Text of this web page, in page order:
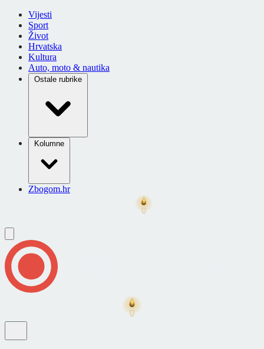
Vijesti
Sport
Život
Hrvatska
Kultura
Auto, moto & nautika
Ostale rubrike
Kolumne
Zbogom.hr